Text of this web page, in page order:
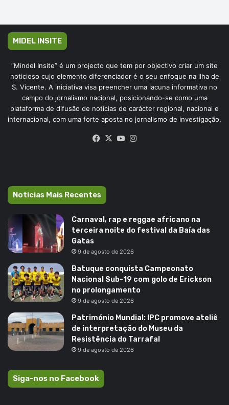
MIDEL INSITE
“Mindel Insite” é um projecto que tem por objectivo criar um site
noticioso cujo elemento diferenciador é o seu enfoque na ilha de
S. Vicente. A iniciativa visa preencher uma lacuna informativa no
campo do jornalismo nacional, posicionando-se como uma
plataforma de difusão de notícias de carácter regional, nacional e
internacional, com uma forte aposta no jornalismo de investigação.
Facebook
X YouTube
Noticias Mais Recentes
Carnaval, rap e reggae africano na
terceira noite do festival da Baía das
Gatas
9 de agosto de 2026
Batuque conquista Campeonato
Nacional Sub-19 com golo de Erickson
no prolongamento
9 de agosto de 2026
Património Mundial: IPC promove ateliê
de interpretação do Museu da
Resistência do Tarrafal
9 de agosto de 2026
Siga-nos no Facebook